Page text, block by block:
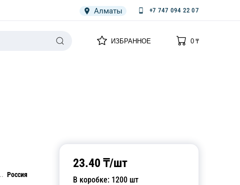
Алматы +7 747 094 22 07
ИЗБРАННОЕ
0
0₸
23.40 ₸/шт
В коробке: 1200 шт
Россия